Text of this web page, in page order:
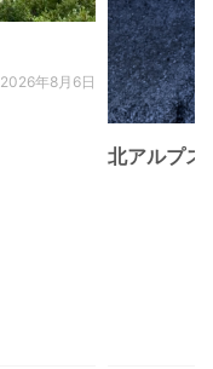
2026年8月6日
北アルプ